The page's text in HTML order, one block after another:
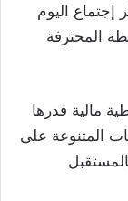
إجتماع اليوم
المحترفة
مالية قدرها
المتنوعة على